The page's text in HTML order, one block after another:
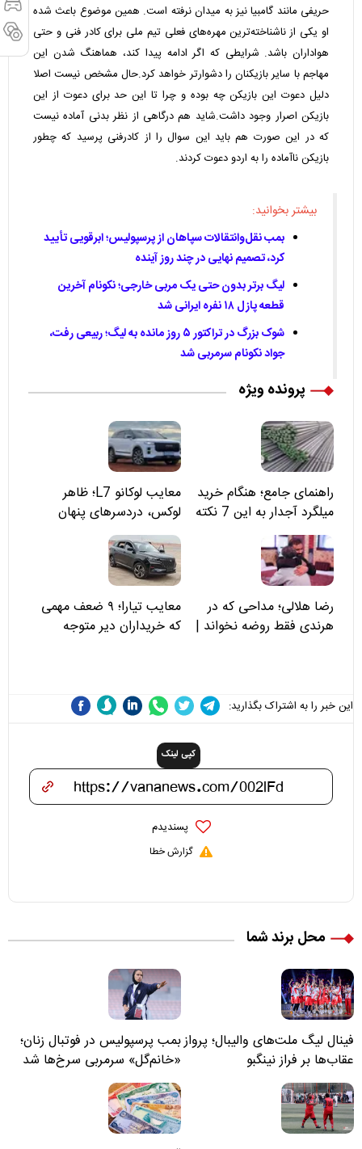
حریفی مانند گامبیا نیز به میدان نرفته است. همین موضوع باعث شده
او یکی از ناشناخته‌ترین مهره‌های فعلی تیم ملی برای کادر فنی و حتی
هواداران باشد. شرایطی که اگر ادامه پیدا کند، هماهنگ شدن این
مهاجم با سایر بازیکنان را دشوارتر خواهد کرد.حال مشخص نیست اصلا
دلیل دعوت این بازیکن چه بوده و چرا تا این حد برای دعوت از این
بازیکن اصرار وجود داشت.شاید هم درگاهی از نظر بدنی آماده نیست
که در این صورت هم باید این سوال را از کادرفنی پرسید که چطور
بازیکن ناآماده را به اردو دعوت کردند.
بیشتر بخوانید:
بمب نقل‌وانتقالات سپاهان از پرسپولیس؛ ابرقویی تأیید
کرد، تصمیم نهایی در چند روز آینده
لیگ برتر بدون حتی یک مربی خارجی؛ نکونام آخرین
قطعه پازل ۱۸ نفره ایرانی شد
شوک بزرگ در تراکتور ۵ روز مانده به لیگ؛ ربیعی رفت،
جواد نکونام سرمربی شد
پرونده ویژه
راهنمای جامع؛ هنگام خرید
میلگرد آجدار به این 7 نکته
توجه کنید
معایب لوکانو L7؛ ظاهر
لوکس، دردسرهای پنهان
رضا هلالی؛ مداحی که در
هرندی فقط روضه نخواند |
معایب تیارا؛ ۹ ضعف مهمی
که خریداران دیر متوجه
این خبر را به اشتراک بگذارید:
کپی لینک
پسندیدم
گزارش خطا
محل برند شما
فینال لیگ ملت‌های والیبال؛ پرواز
عقاب‌ها بر فراز نینگبو
بمب پرسپولیس در فوتبال زنان؛
«خانم‌گل» سرمربی سرخ‌ها شد